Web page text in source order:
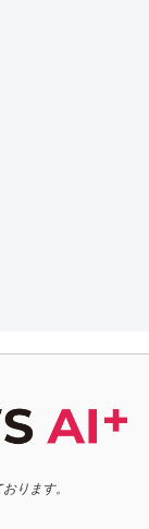
ります。